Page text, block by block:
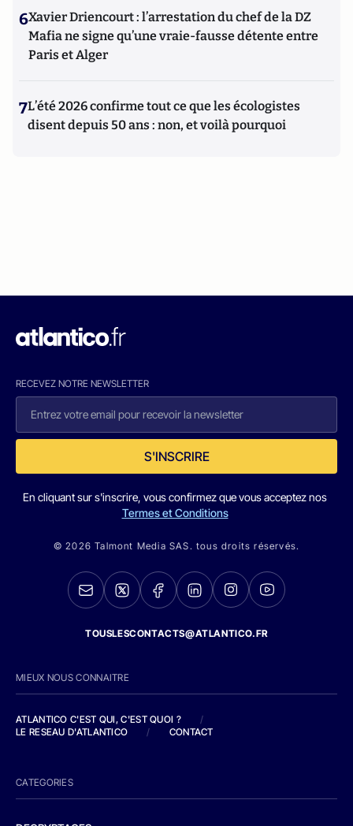
6Xavier Driencourt : l’arrestation du chef de la DZ
Mafia ne signe qu’une vraie-fausse détente entre
Paris et Alger
7L’été 2026 confirme tout ce que les écologistes
disent depuis 50 ans : non, et voilà pourquoi
RECEVEZ NOTRE NEWSLETTER
S'INSCRIRE
En cliquant sur s'inscrire, vous confirmez que vous acceptez nos
Termes et Conditions
© 2026 Talmont Media SAS. tous droits réservés.
TOUSLESCONTACTS@ATLANTICO.FR
MIEUX NOUS CONNAITRE
ATLANTICO C'EST QUI, C'EST QUOI ?
/
LE RESEAU D'ATLANTICO
/ CONTACT
CATEGORIES